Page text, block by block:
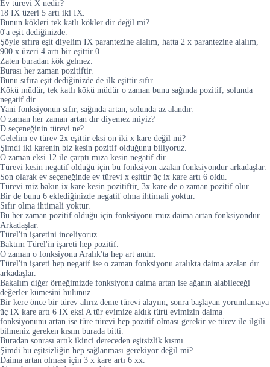
Ev türevi X nedir?
18 IX üzeri 5 artı iki IX.
Bunun kökleri tek katlı kökler dir değil mi?
0'a eşit dediğinizde.
Şöyle sıfıra eşit diyelim IX parantezine alalım, hatta 2 x parantezine alalım,
900 x üzeri 4 artı bir eşittir 0.
Zaten buradan kök gelmez.
Burası her zaman pozitiftir.
Bunu sıfıra eşit dediğinizde de ilk eşittir sıfır.
Kökü müdür, tek katlı kökü müdür o zaman bunu sağında pozitif, solunda
negatif dir.
Yani fonksiyonun sıfır, sağında artan, solunda az alandır.
O zaman her zaman artan dır diyemez miyiz?
D seçeneğinin türevi ne?
Gelelim ev türev 2x eşittir eksi on iki x kare değil mi?
Şimdi iki karenin biz kesin pozitif olduğunu biliyoruz.
O zaman eksi 12 ile çarptı mıza kesin negatif dir.
Türevi kesin negatif olduğu için bu fonksiyon azalan fonksiyondur arkadaşlar.
Son olarak ev seçeneğinde ev türevi x eşittir üç ix kare artı 6 oldu.
Türevi miz bakın ix kare kesin pozitiftir, 3x kare de o zaman pozitif olur.
Bir de bunu 6 eklediğinizde negatif olma ihtimali yoktur.
Sıfır olma ihtimali yoktur.
Bu her zaman pozitif olduğu için fonksiyonu muz daima artan fonksiyondur.
Arkadaşlar.
Türel'in işaretini inceliyoruz.
Baktım Türel'in işareti hep pozitif.
O zaman o fonksiyonu Aralık'ta hep art andır.
Türel'in işareti hep negatif ise o zaman fonksiyonu aralıkta daima azalan dır
arkadaşlar.
Bakalım diğer örneğimizde fonksiyonu daima artan ise ağanın alabileceği
değerler kümesini bulunuz.
Bir kere önce bir türev alırız deme türevi alayım, sonra başlayan yorumlamaya
üç IX kare artı 6 IX eksi A tür evimize aldık türü evimizin daima
fonksiyonunu artan ise türe türevi hep pozitif olması gerekir ve türev ile ilgili
bilmeniz gereken kısım burada bitti.
Buradan sonrası artık ikinci dereceden eşitsizlik kısmı.
Şimdi bu eşitsizliğin hep sağlanması gerekiyor değil mi?
Daima artan olması için 3 x kare artı 6 xx.